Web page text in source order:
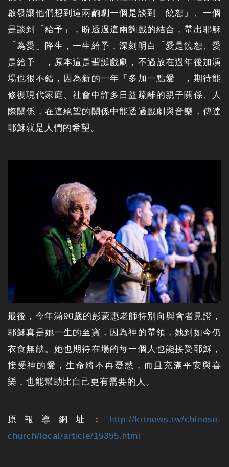
啟發讓他們想到這兩齣劇一個是談到「饒恕」、一個
是談到「給予」，盼透過這兩齣戲的結合，帶出耶穌
「為愛」降生，一生給予，深刻明白「愛是饒恕、愛
是給予」，原本這是聖誕戲劇，不過放在過年後加演
場也很不錯，因為新的一年「多加一點愛」，期待能
修復現代家庭、社會中許多日益疏離的親子關係、人
際關係，在這絕望的關係中能透過戲劇與音樂，傳達
耶穌就是人們的希望。
最後，今年滿90歲的彭蒙惠老師特別向與會者見證，
耶穌真是她一生的至寶，因為神的帶領，她到如今仍
衣食無缺。她也期待在場的每一個人也能接受耶穌，
接受神的愛，生命將不再憂愁，而且充滿平安與喜
樂，也能幫助比自己更有需要的人。
原報導網址： http://krtnews.tw/chinese-
church/local/article/15355.html